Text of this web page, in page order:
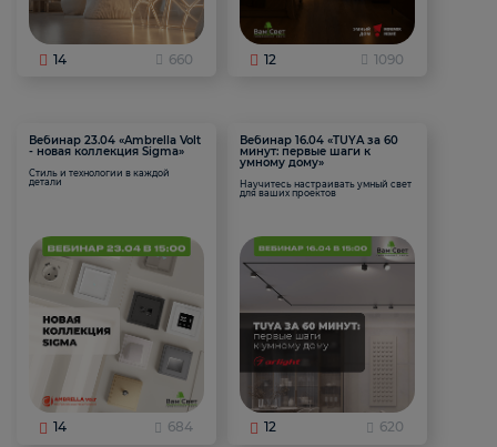
14 660 12 1090
Вебинар 23.04 «Ambrella Volt
- новая коллекция Sigma»
Стиль и технологии в каждой
детали
14 684
Вебинар 16.04 «TUYA за 60
минут: первые шаги к
умному дому»
Научитесь настраивать умный свет
для ваших проектов
12 620